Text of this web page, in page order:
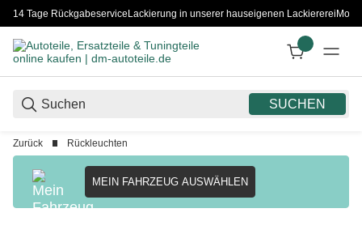
14 Tage RückgabeserviceLackierung in unserer hauseigenen Lackiererei
SUCHEN
Zurück Rückleuchten
MEIN FAHRZEUG AUSWÄHLEN